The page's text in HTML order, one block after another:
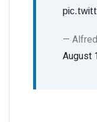
—
August